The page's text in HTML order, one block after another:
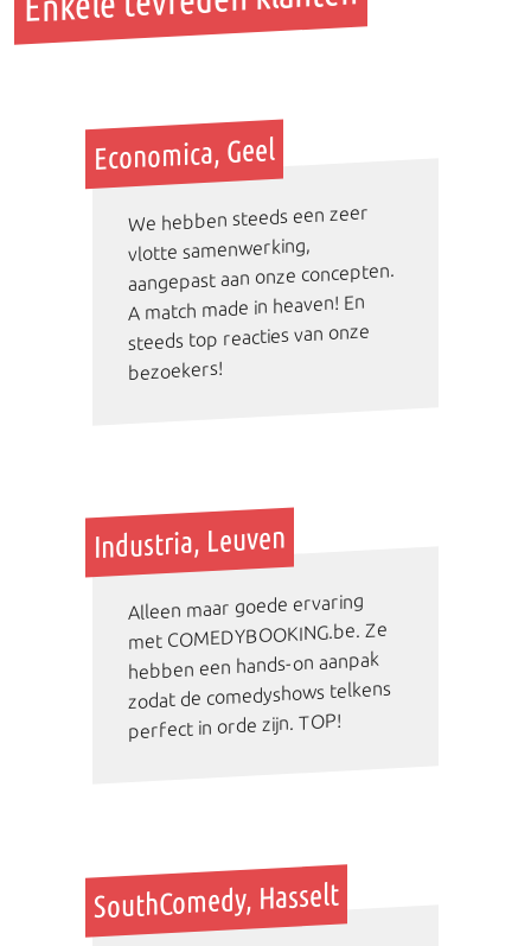
Economica, Geel
We hebben steeds een zeer
vlotte samenwerking,
aangepast aan onze concepten.
A match made in heaven! En
steeds top reacties van onze
bezoekers!
Industria, Leuven
Alleen maar goede ervaring
met COMEDYBOOKING.be. Ze
hebben een hands-on aanpak
zodat de comedyshows telkens
perfect in orde zijn. TOP!
SouthComedy, Hasselt